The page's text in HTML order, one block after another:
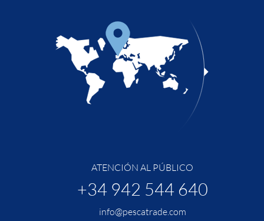
ATENCIÓN AL PÚBLICO
+34 942 544 640
info@pescatrade.com